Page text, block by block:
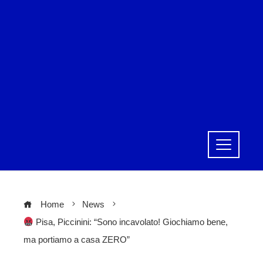
Home
News
Pisa, Piccinini: “Sono incavolato! Giochiamo bene,
ma portiamo a casa ZERO”